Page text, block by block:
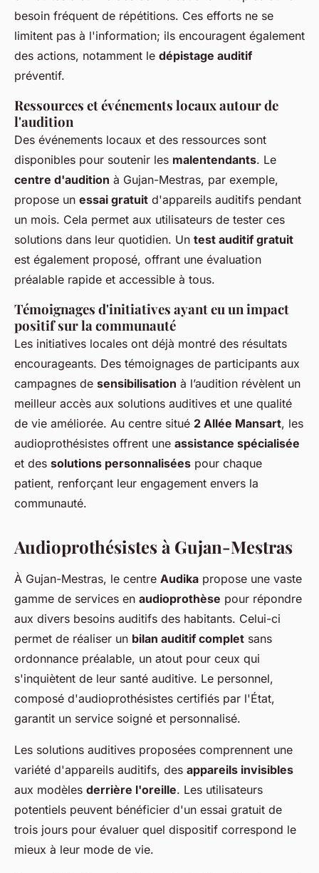
besoin fréquent de répétitions. Ces efforts ne se
limitent pas à l'information; ils encouragent également
des actions, notamment le dépistage auditif
préventif.
Ressources et événements locaux autour de
l'audition
Des événements locaux et des ressources sont
disponibles pour soutenir les malentendants. Le
centre d'audition à Gujan-Mestras, par exemple,
propose un essai gratuit d'appareils auditifs pendant
un mois. Cela permet aux utilisateurs de tester ces
solutions dans leur quotidien. Un test auditif gratuit
est également proposé, offrant une évaluation
préalable rapide et accessible à tous.
Témoignages d'initiatives ayant eu un impact
positif sur la communauté
Les initiatives locales ont déjà montré des résultats
encourageants. Des témoignages de participants aux
campagnes de sensibilisation à l’audition révèlent un
meilleur accès aux solutions auditives et une qualité
de vie améliorée. Au centre situé 2 Allée Mansart, les
audioprothésistes offrent une assistance spécialisée
et des solutions personnalisées pour chaque
patient, renforçant leur engagement envers la
communauté.
Audioprothésistes à Gujan-Mestras
À Gujan-Mestras, le centre Audika propose une vaste
gamme de services en audioprothèse pour répondre
aux divers besoins auditifs des habitants. Celui-ci
permet de réaliser un bilan auditif complet sans
ordonnance préalable, un atout pour ceux qui
s'inquiètent de leur santé auditive. Le personnel,
composé d'audioprothésistes certifiés par l'État,
garantit un service soigné et personnalisé.
Les solutions auditives proposées comprennent une
variété d'appareils auditifs, des appareils invisibles
aux modèles derrière l'oreille. Les utilisateurs
potentiels peuvent bénéficier d'un essai gratuit de
trois jours pour évaluer quel dispositif correspond le
mieux à leur mode de vie.